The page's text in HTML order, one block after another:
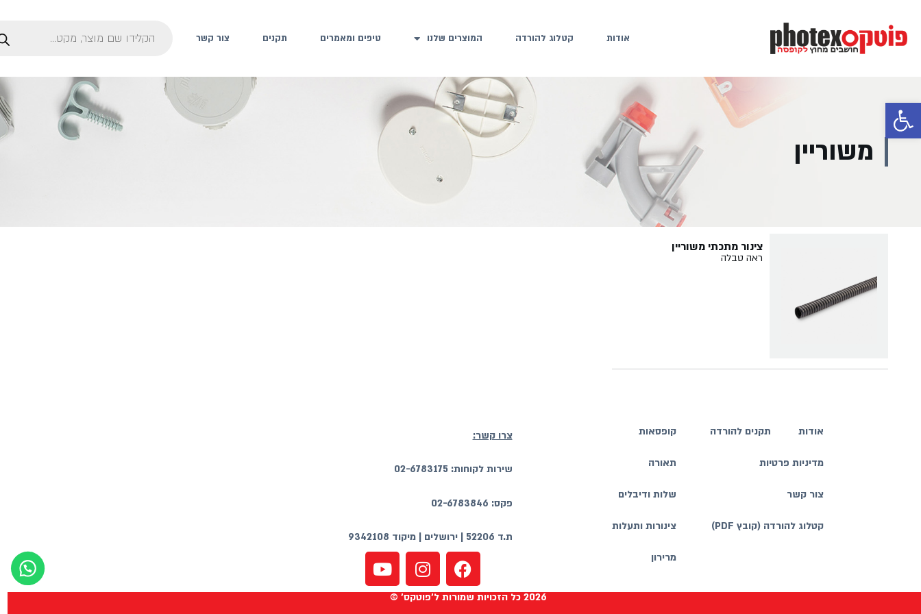
פתח סרגל נגישות
אודות קטלוג להורדה המוצרים שלנו טיפים ומאמרים תקנים צור קשר
משוריין
צינור מתכתי משוריין
ראה טבלה
צרו קשר:
שירות לקוחות: 02-6783175
פקס: 02-6783846
ת.ד 52206 | ירושלים | מיקוד 9342108
אודות תקנים להורדה
מדיניות פרטיות
צור קשר
קטלוג להורדה (קובץ PDF)
קופסאות
תאורה
שלות ודיבלים
צינורות ותעלות
מרירון
2026 כל הזכויות שמורות ל'פוטקס' ©